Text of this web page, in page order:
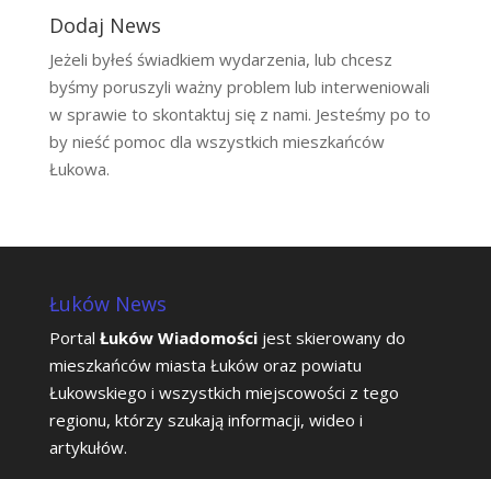
Dodaj News
Jeżeli byłeś świadkiem wydarzenia, lub chcesz
byśmy poruszyli ważny problem lub interweniowali
w sprawie to skontaktuj się z nami. Jesteśmy po to
by nieść pomoc dla wszystkich mieszkańców
Łukowa.
Łuków News
Portal Łuków Wiadomościjest skierowany do
mieszkańców miasta Łuków oraz powiatu
Łukowskiego i wszystkich miejscowości z tego
regionu, którzy szukają informacji, wideo i
artykułów.